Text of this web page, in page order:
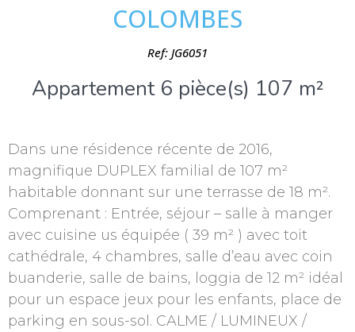
COLOMBES
Ref: JG6051
Appartement 6 pièce(s) 107 m²
Dans une résidence récente de 2016,
magnifique DUPLEX familial de 107 m²
habitable donnant sur une terrasse de 18 m².
Comprenant : Entrée, séjour – salle à manger
avec cuisine us équipée ( 39 m² ) avec toit
cathédrale, 4 chambres, salle d’eau avec coin
buanderie, salle de bains, loggia de 12 m² idéal
pour un espace jeux pour les enfants, place de
parking en sous-sol. CALME / LUMINEUX /